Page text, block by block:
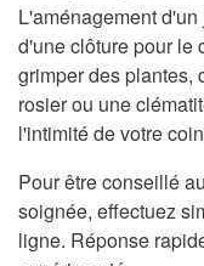
L'aménagement
d'une clôture pour le
grimper des plantes,
rosier ou une
l'intimité de votre
Pour être conseillé
soignée, effectuez
ligne. Réponse